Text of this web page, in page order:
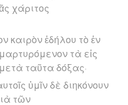
χάριτος
καιρὸν ἐδήλου τὸ ἐν
τὰ εἰς
ταῦτα δόξας·
ὑμῖν δὲ διηκόνουν
τῶν